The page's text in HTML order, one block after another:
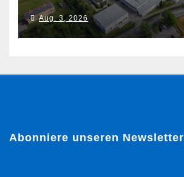
Aug. 3, 2026
Abonniere unseren Newsletter